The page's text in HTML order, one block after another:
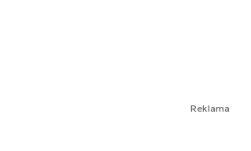
Reklama